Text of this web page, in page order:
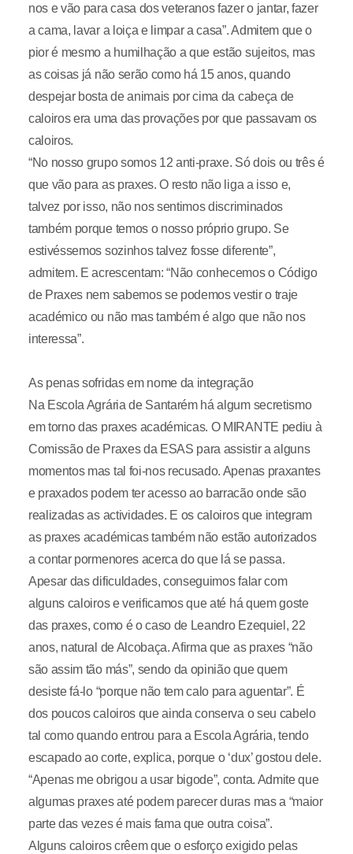
nos e vão para casa dos veteranos fazer o jantar, fazer
a cama, lavar a loiça e limpar a casa”. Admitem que o
pior é mesmo a humilhação a que estão sujeitos, mas
as coisas já não serão como há 15 anos, quando
despejar bosta de animais por cima da cabeça de
caloiros era uma das provações por que passavam os
caloiros.
“No nosso grupo somos 12 anti-praxe. Só dois ou três é
que vão para as praxes. O resto não liga a isso e,
talvez por isso, não nos sentimos discriminados
também porque temos o nosso próprio grupo. Se
estivéssemos sozinhos talvez fosse diferente”,
admitem. E acrescentam: “Não conhecemos o Código
de Praxes nem sabemos se podemos vestir o traje
académico ou não mas também é algo que não nos
interessa”.
As penas sofridas em nome da integração
Na Escola Agrária de Santarém há algum secretismo
em torno das praxes académicas. O MIRANTE pediu à
Comissão de Praxes da ESAS para assistir a alguns
momentos mas tal foi-nos recusado. Apenas praxantes
e praxados podem ter acesso ao barracão onde são
realizadas as actividades. E os caloiros que integram
as praxes académicas também não estão autorizados
a contar pormenores acerca do que lá se passa.
Apesar das dificuldades, conseguimos falar com
alguns caloiros e verificamos que até há quem goste
das praxes, como é o caso de Leandro Ezequiel, 22
anos, natural de Alcobaça. Afirma que as praxes “não
são assim tão más”, sendo da opinião que quem
desiste fá-lo “porque não tem calo para aguentar”. É
dos poucos caloiros que ainda conserva o seu cabelo
tal como quando entrou para a Escola Agrária, tendo
escapado ao corte, explica, porque o ‘dux’ gostou dele.
“Apenas me obrigou a usar bigode”, conta. Admite que
algumas praxes até podem parecer duras mas a “maior
parte das vezes é mais fama que outra coisa”.
Alguns caloiros crêem que o esforço exigido pelas